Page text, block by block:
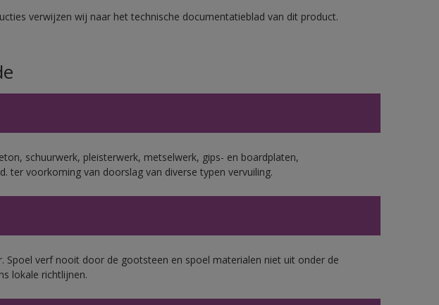
verwijzen wij naar het technische documentatieblad van dit product.
schuurwerk, pleisterwerk, metselwerk, gips- en boardplaten,
ter voorkoming van doorslag van diverse typen vervuiling.
Spoel verf nooit door de gootsteen en spoel materialen niet uit onder de
lokale richtlijnen.